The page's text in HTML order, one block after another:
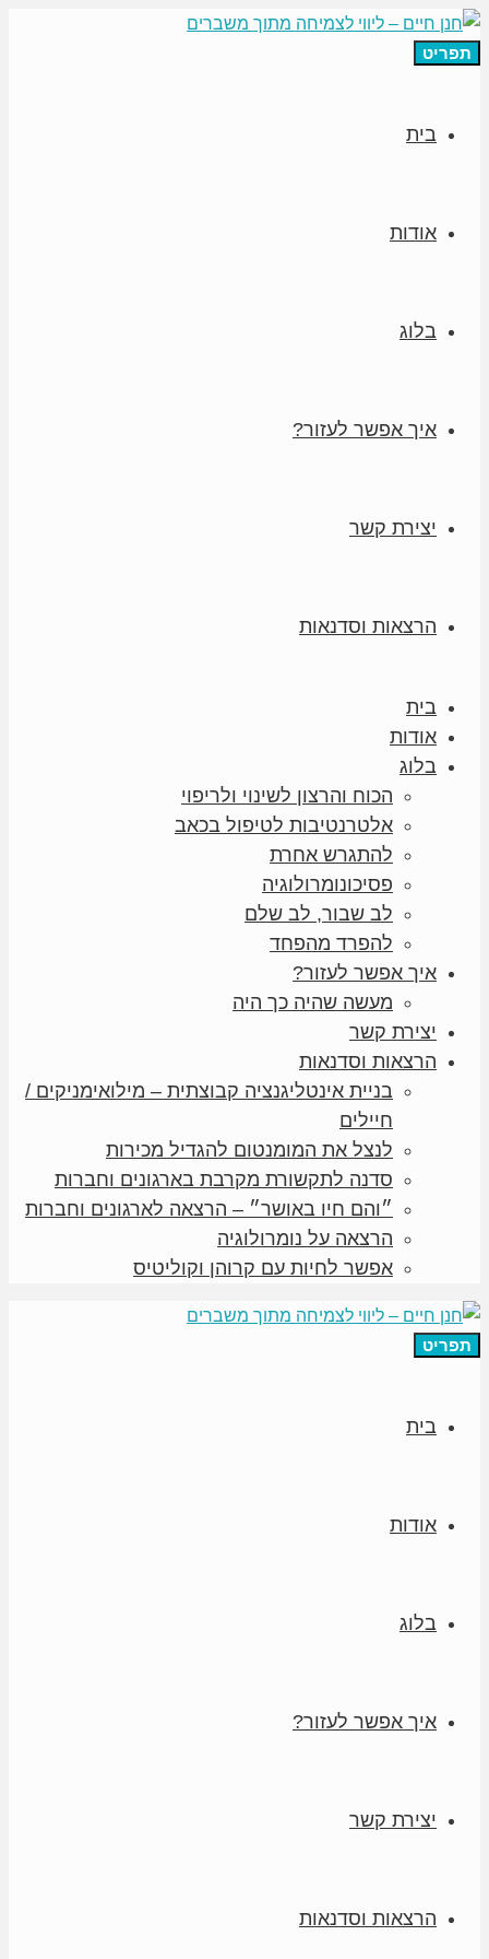
תפריט
בית
אודות
בלוג
איך אפשר לעזור?
יצירת קשר
הרצאות וסדנאות
בית
אודות
בלוג
הכוח והרצון לשינוי ולריפוי
אלטרנטיבות לטיפול בכאב
להתגרש אחרת
פסיכונומרולוגיה
לב שבור, לב שלם
להפרד מהפחד
איך אפשר לעזור?
מעשה שהיה כך היה
יצירת קשר
הרצאות וסדנאות
בניית אינטליגנציה קבוצתית – מילואימניקים /
חיילים
לנצל את המומנטום להגדיל מכירות
סדנה לתקשורת מקרבת בארגונים וחברות
״והם חיו באושר״ – הרצאה לארגונים וחברות
הרצאה על נומרולוגיה
אפשר לחיות עם קרוהן וקוליטיס
תפריט
בית
אודות
בלוג
איך אפשר לעזור?
יצירת קשר
הרצאות וסדנאות